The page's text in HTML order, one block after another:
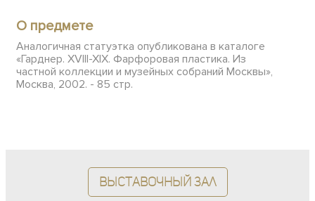
О предмете
Аналогичная статуэтка опубликована в каталоге
«Гарднер. XVIII-XIX. Фарфоровая пластика. Из
частной коллекции и музейных собраний Москвы»,
Москва, 2002. - 85 стр.
Выставочный зал